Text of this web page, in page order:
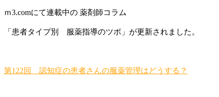
ｍ3.comにて連載中の 薬剤師コラム
「患者タイプ別 服薬指導のツボ」が更新されました。
第122回 認知症の患者さんの服薬管理はどうする？